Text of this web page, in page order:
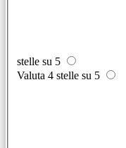
stelle su 5
Valuta 4 stelle su 5